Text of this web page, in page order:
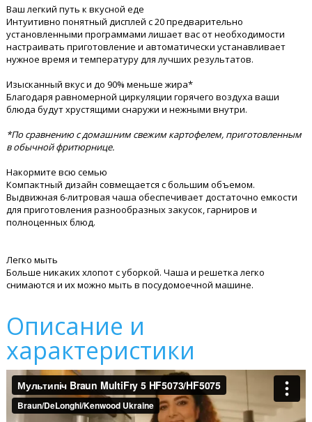
Ваш легкий путь к вкусной еде
Интуитивно понятный дисплей с 20 предварительно
установленными программами лишает вас от необходимости
настраивать приготовление и автоматически устанавливает
нужное время и температуру для лучших результатов.
Изысканный вкус и до 90% меньше жира*
Благодаря равномерной циркуляции горячего воздуха ваши
блюда будут хрустящими снаружи и нежными внутри.
*По сравнению с домашним свежим картофелем, приготовленным
в обычной фритюрнице.
Накормите всю семью
Компактный дизайн совмещается с большим объемом.
Выдвижная 6-литровая чаша обеспечивает достаточно емкости
для приготовления разнообразных закусок, гарниров и
полноценных блюд.
Легко мыть
Больше никаких хлопот с уборкой. Чаша и решетка легко
снимаются и их можно мыть в посудомоечной машине.
Описание и
характеристики